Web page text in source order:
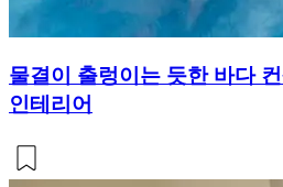
물결이 출렁이는 듯한 바다
인테리어